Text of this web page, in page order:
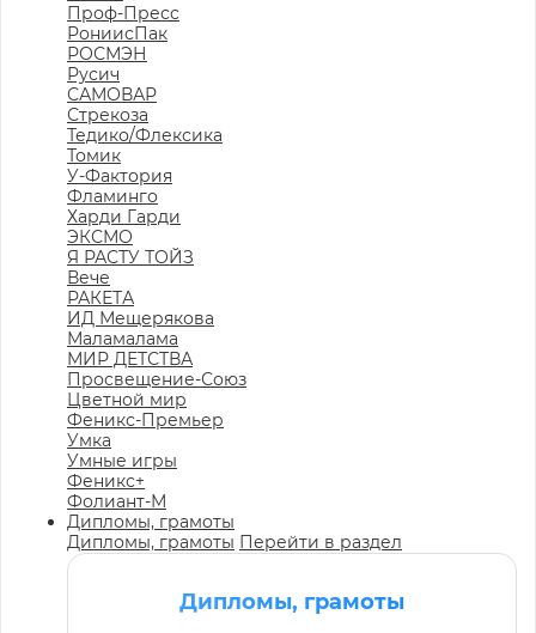
Проф-Пресс
РониисПак
РОСМЭН
Русич
САМОВАР
Стрекоза
Тедико/Флексика
Томик
У-Фактория
Фламинго
Харди Гарди
ЭКСМО
Я РАСТУ ТОЙЗ
Вече
РАКЕТА
ИД Мещерякова
Маламалама
МИР ДЕТСТВА
Просвещение-Союз
Цветной мир
Феникс-Премьер
Умка
Умные игры
Феникс+
Фолиант-М
Дипломы, грамоты
Дипломы, грамоты Перейти в раздел
Дипломы, грамоты